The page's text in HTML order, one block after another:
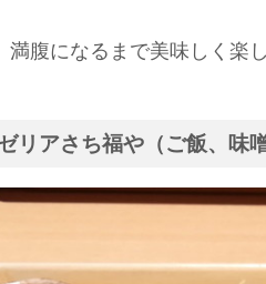
満腹になるまで美味しく楽
リアさち福や（ご飯、味